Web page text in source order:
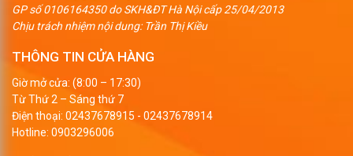
GP số 0106164350 do SKH&ĐT Hà Nội cấp 25/04/2013
Chịu trách nhiệm nội dung: Trần Thị Kiều
THÔNG TIN CỬA HÀNG
Giờ mở cửa: (8:00 – 17:30)
Từ Thứ 2 – Sáng thứ 7
Điện thoại: 02437678915 - 02437678914
Hotline: 0903296006